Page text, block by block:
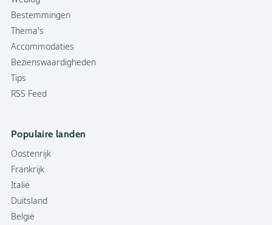
Bestemmingen
Thema's
Accommodaties
Bezienswaardigheden
Tips
RSS Feed
Populaire landen
Oostenrijk
Frankrijk
Italië
Duitsland
België